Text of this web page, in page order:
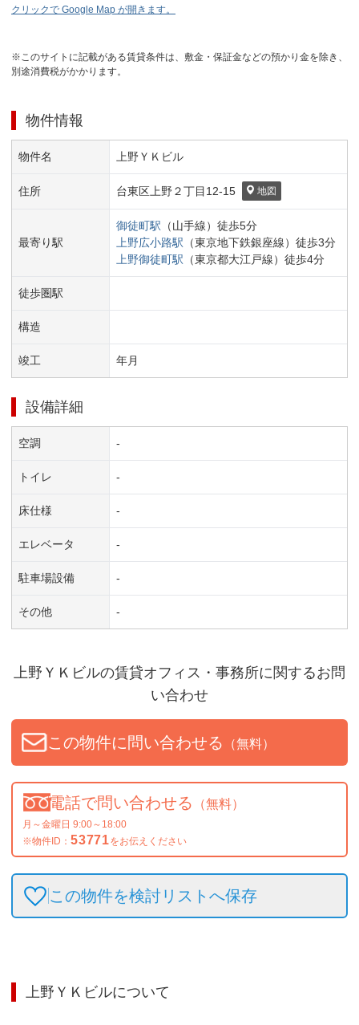
クリックで Google Map が開きます。
※このサイトに記載がある賃貸条件は、敷金・保証金などの預かり金を除き、
別途消費税がかかります。
物件情報
物件名 上野ＹＫビル
住所 台東区 上野２丁目 12-15 地図
最寄り駅
御徒町駅 （山手線） 徒歩5分
上野広小路駅 （東京地下鉄銀座線） 徒歩3分
上野御徒町駅 （東京都大江戸線） 徒歩4分
徒歩圏駅
構造
竣工 年月
設備詳細
空調 -
トイレ -
床仕様 -
エレベータ -
駐車場設備 -
その他 -
上野ＹＫビルの賃貸オフィス・事務所に関するお問
い合わせ
この物件に問い合わせる （無料）
電話で問い合わせる （無料）
月～金曜日 9:00～18:00
※物件ID： 53771をお伝えください
この物件を検討リストへ保存
上野ＹＫビルについて